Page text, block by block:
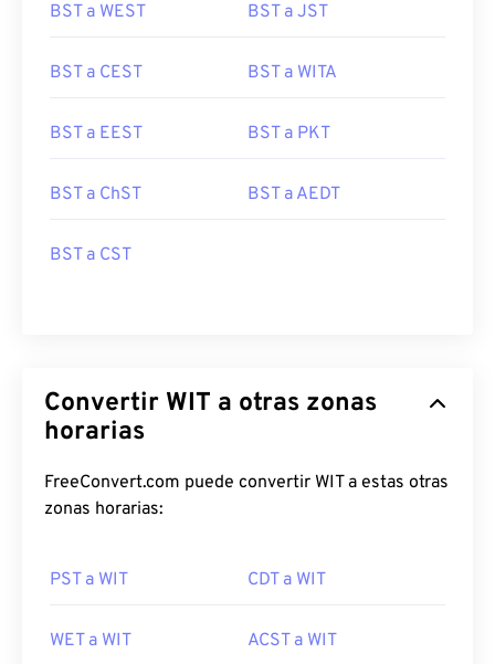
BST a WEST BST a JST
BST a CEST BST a WITA
BST a EEST BST a PKT
BST a ChST BST a AEDT
BST a CST
Convertir WIT a otras zonas
horarias
FreeConvert.com puede convertir WIT a estas otras
zonas horarias:
PST a WIT CDT a WIT
WET a WIT ACST a WIT